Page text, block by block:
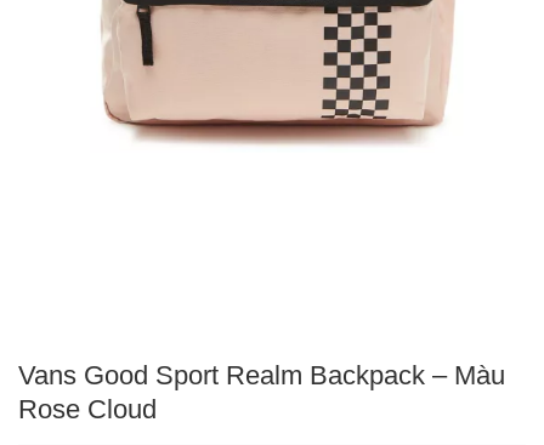
Vans Good Sport Realm Backpack – Màu
Rose Cloud